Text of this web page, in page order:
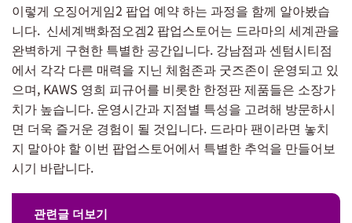
이렇게 오징어게임2 팝업 예약 하는 과정을 함께 알아봤습
니다. 신세계백화점오겜2 팝업스토어는 드라마의 세계관을
완벽하게 구현한 특별한 공간입니다. 강남점과 센텀시티점
에서 각각 다른 매력을 지닌 체험존과 굿즈존이 운영되고 있
으며, KAWS 영희 피규어를 비롯한 한정판 제품들은 소장가
치가 높습니다. 운영시간과 지점별 특성을 고려해 방문하시
면 더욱 즐거운 경험이 될 것입니다. 드라마 팬이라면 놓치
지 말아야 할 이번 팝업스토어에서 특별한 추억을 만들어보
시기 바랍니다.
관련글 더보기